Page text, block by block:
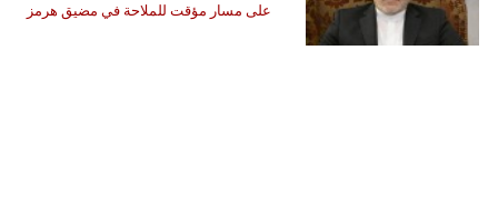
على مسار مؤقت للملاحة في مضيق هرمز